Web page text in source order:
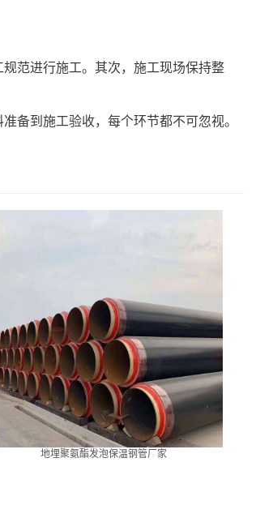
范进行施工。其次，施工现场保持整
备到施工验收，每个环节都不可忽视。
地埋聚氨酯发泡保温钢管厂家